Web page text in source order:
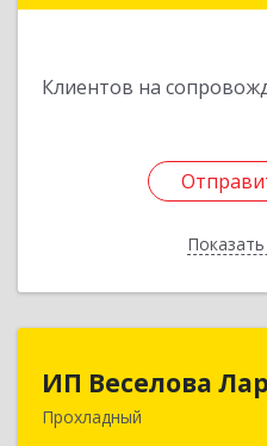
Клиентов на
ИП Веселова
Прохладный